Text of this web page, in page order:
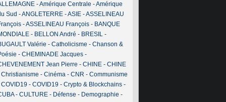
-Amérique Centrale -Amérique
Sud -ANGLETERRE-ASIE-ASSELINEAU
-ASSELINEAU François- BANQUE
- BELLON André - BRESIL-
Valérie - Catholicisme - Chanson &
- CHEMINADE Jacques-
Jean Pierre - CHINE- CHINE
Christianisme - Cinéma- CNR - Communisme
COVID19 - COVID19 - Crypto & Blockchains-
- CULTURE- Défense - Demographie -